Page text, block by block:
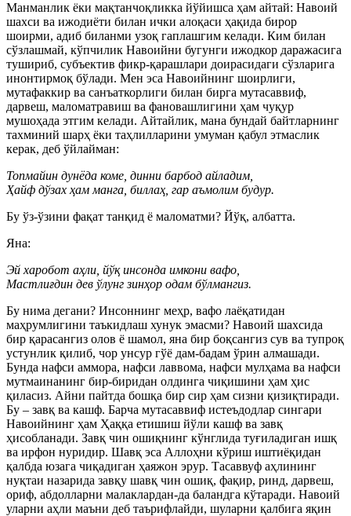
Манманлик ёки мақтанчоқликка йўйишса ҳам айтай: Навоий
шахси ва ижодиёти билан ички алоқаси ҳақида бирор
шоирми, адиб биланми узоқ гаплашгим келади. Ким билан
сўзлашмай, кўпчилик Навоийни бугунги ижодкор даражасига
тушириб, субъектив фикр-қарашлари доирасидаги сўзларига
инонтирмоқ бўлади. Мен эса Навоийнинг шоирлиги,
мутафаккир ва санъаткорлиги билан бирга мутасаввиф,
дарвеш, маломатравиш ва фановашлигини ҳам чуқур
мушоҳада этгим келади. Айтайлик, мана бундай байтларнинг
тахминий шарҳ ёки таҳлилларини умуман қабул этмаслик
керак, деб ўйлайман:
Топмайин дунёда коме, динни барбод айладим,
Ҳайф дўзах ҳам манга, биллаҳ, гар аъмолим будур.
Бу ўз-ўзини фақат танқид ё маломатми? Йўқ, албатта.
Яна:
Эй харобот аҳли, йўқ инсонда имкони вафо,
Мастлиғдин дев ўлунг зинҳор одам бўлмангиз.
Бу нима дегани? Инсоннинг меҳр, вафо лаёқатидан
маҳрумлигини таъкидлаш хунук эмасми? Навоий шахсида
бир қарасангиз олов ё шамол, яна бир боқсангиз сув ва тупроқ
устунлик қилиб, чор унсур гўё дам-бадам ўрин алмашади.
Бунда нафси аммора, нафси лаввома, нафси мулҳама ва нафси
мутмаинанинг бир-биридан олдинга чиқишини ҳам ҳис
қиласиз. Айни пайтда бошқа бир сир ҳам сизни қизиқтиради.
Бу – завқ ва кашф. Барча мутасаввиф истеъдодлар сингари
Навоийнинг ҳам Ҳаққа етишиш йўли кашф ва завқ
ҳисобланади. Завқ чин ошиқнинг кўнглида туғиладиган ишқ
ва ирфон нуридир. Шавқ эса Аллоҳни кўриш иштиёқидан
қалбда юзага чиқадиган ҳаяжон эрур. Тасаввуф аҳлининг
нуқтаи назарида завқу шавқ чин ошиқ, фақир, ринд, дарвеш,
ориф, абдолларни малаклардан-да баландга кўтаради. Навоий
уларни аҳли маъни деб таърифлайди, шуларни қалбига яқин